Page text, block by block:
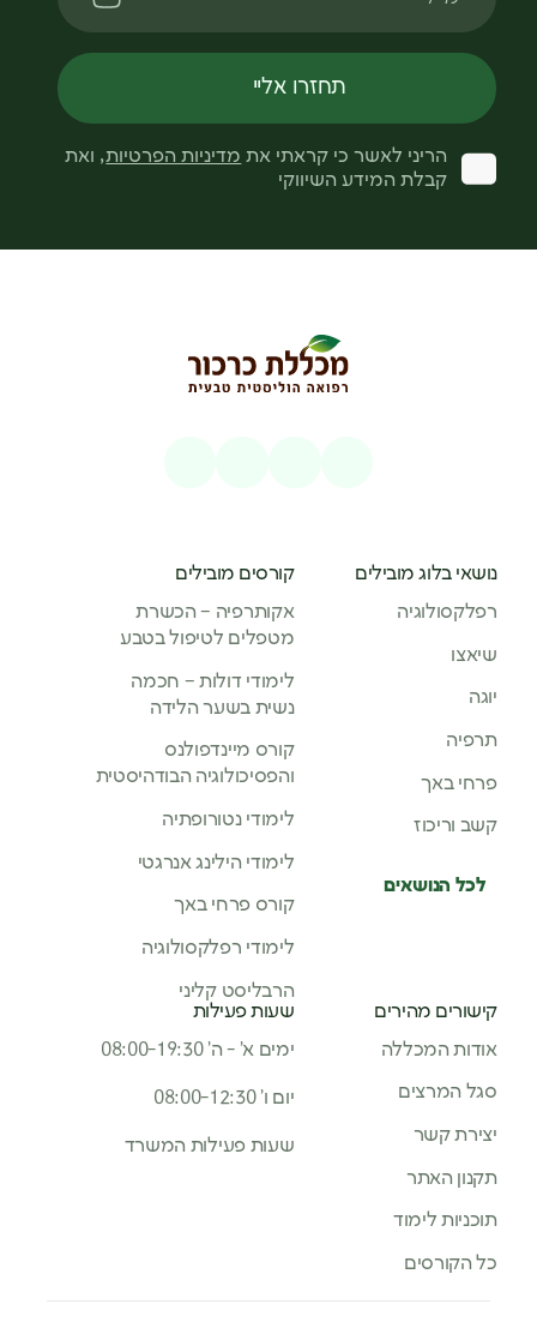
תחזרו אליי
הריני לאשר כי קראתי את מדיניות הפרטיות, ואת
קבלת המידע השיווקי
נושאי בלוג מובילים
רפלקסולוגיה
שיאצו
יוגה
תרפיה
פרחי באך
קשב וריכוז
לכל הנושאים
קורסים מובילים
אקותרפיה – הכשרת
מטפלים לטיפול בטבע
לימודי דולות – חכמה
נשית בשער הלידה
קורס מיינדפולנס
והפסיכולוגיה הבודהיסטית
לימודי נטורופתיה
לימודי הילינג אנרגטי
קורס פרחי באך
לימודי רפלקסולוגיה
הרבליסט קליני
קישורים מהירים
אודות המכללה
סגל המרצים
יצירת קשר
תקנון האתר
תוכניות לימוד
כל הקורסים
שעות פעילות
ימים א’ - ה’ 08:00-19:30
יום ו’ 08:00-12:30
שעות פעילות המשרד